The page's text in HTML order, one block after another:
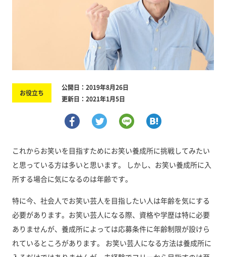
お役立ち
公開日：2019年8月26日
更新日：2021年1月5日
これからお笑いを目指すためにお笑い養成所に挑戦してみたい
と思っている方は多いと思います。 しかし、お笑い養成所に入
所する場合に気になるのは年齢です。
特に今、社会人でお笑い芸人を目指したい人は年齢を気にする
必要があります。お笑い芸人になる際、資格や学歴は特に必要
ありませんが、養成所によっては応募条件に年齢制限が設けら
れているところがあります。
お笑い芸人になる方法は養成所に